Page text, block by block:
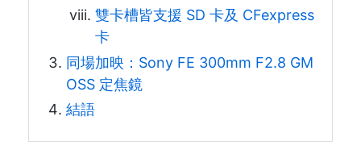
雙卡槽皆支援 SD 卡及 CFexpress
卡
同場加映：Sony FE 300mm F2.8 GM
OSS 定焦鏡
結語